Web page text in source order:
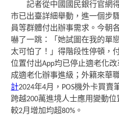
記者從中國國民銀行官網
市已出臺詳細舉動，進一個步
員等群體付出辦事需求。今朝
嚇了一跳：「她試圖在我的單
太可怕了！」得階段性停頓，
位置付出App均已停止適老化
成適老化辦事進級；外籍來華
計2024年4月，POS機外卡買賣
跨越200萬進境人士應用變動
較2月增加均超80%。